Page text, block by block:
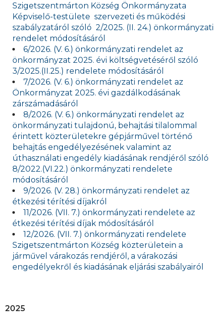
Szigetszentmárton Község Önkormányzata
Képviselő-testülete szervezeti és működési
szabályzatáról szóló 2/2025. (II. 24.) önkormányzati
rendelet módosításáról
6/2026. (V. 6.) önkormányzati rendelet az
önkormányzat 2025. évi költségvetéséről szóló
3/2025.(II.25.) rendelete módosításáról
7/2026. (V. 6.) önkormányzati rendelet az
Önkormányzat 2025. évi gazdálkodásának
zárszámadásáról
8/2026. (V. 6.) önkormányzati rendelet az
önkormányzati tulajdonú, behajtási tilalommal
érintett közterületekre gépjárművel történő
behajtás engedélyezésének valamint az
úthasználati engedély kiadásának rendjéről szóló
8/2022.(VI.22.) önkormányzati rendelete
módosításáról
9/2026. (V. 28.) önkormányzati rendelet az
étkezési térítési díjakról
11/2026. (VII. 7.) önkormányzati rendelete az
étkezési térítési díjak módosításáról
12/2026. (VII. 7.) önkormányzati rendelete
Szigetszentmárton Község közterületein a
járművel várakozás rendjéről, a várakozási
engedélyekről és kiadásának eljárási szabályairól
2025